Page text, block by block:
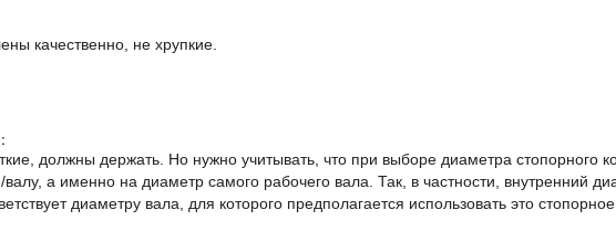
качественно, не хрупкие.
должны держать. Но нужно учитывать, что при выборе диаметра стопорного
валу, а именно на диаметр самого рабочего вала. Так, в частности, внутренний
диаметру вала, для которого предполагается использовать это